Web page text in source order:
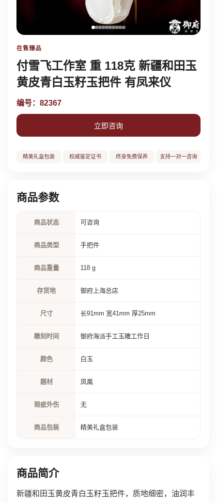
在售臻品
付雪飞工作室 重 118克 新疆和田玉
黄皮青白玉籽玉把件 有凤来仪
编号：82367
立即咨询
精美礼盒包装 权威鉴定证书 终身免费保养 支持一对一咨询
商品参数
商品状态 可咨询
商品类型 手把件
商品重量 118 g
存货地 御府上海总店
尺寸 长91mm 宽41mm 厚25mm
雕刻时间 御府海派手工玉雕工作日
颜色 白玉
题材 凤凰
瑕疵外伤 无
商品包装 精美礼盒包装
商品简介
新疆和田玉黄皮青白玉籽玉把件，质地细密，油润丰